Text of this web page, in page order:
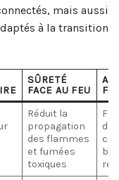
mais aussi
à la transition
SÛRETÉ
FACE AU FEU
Réduit la
propagation
des flammes
et fumées
toxiques
de